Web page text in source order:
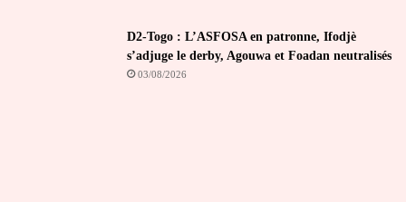
D2-Togo : L’ASFOSA en patronne, Ifodjè
s’adjuge le derby, Agouwa et Foadan neutralisés
03/08/2026